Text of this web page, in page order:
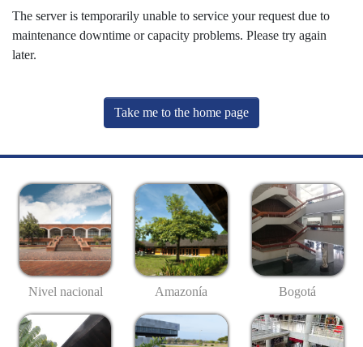
The server is temporarily unable to service your request due to
maintenance downtime or capacity problems. Please try again
later.
Take me to the home page
Nivel nacional Amazonía Bogotá